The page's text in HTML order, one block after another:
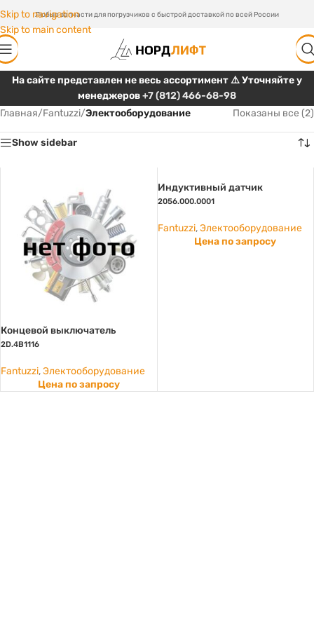
Skip to navigation
Skip to main content
Любые запчасти для погрузчиков с быстрой доставкой по всей России
На сайте представлен не весь ассортимент ⚠️ Уточняйте у
менеджеров+7 (812) 466-68-98
Главная/Fantuzzi/Электооборудование Показаны все (2)
Show sidebar
Концевой выключатель
2D.4B1116
Fantuzzi,Электооборудование
Цена по запросу
Индуктивный датчик
2056.000.0001
Fantuzzi, Электооборудование
Цена по запросу